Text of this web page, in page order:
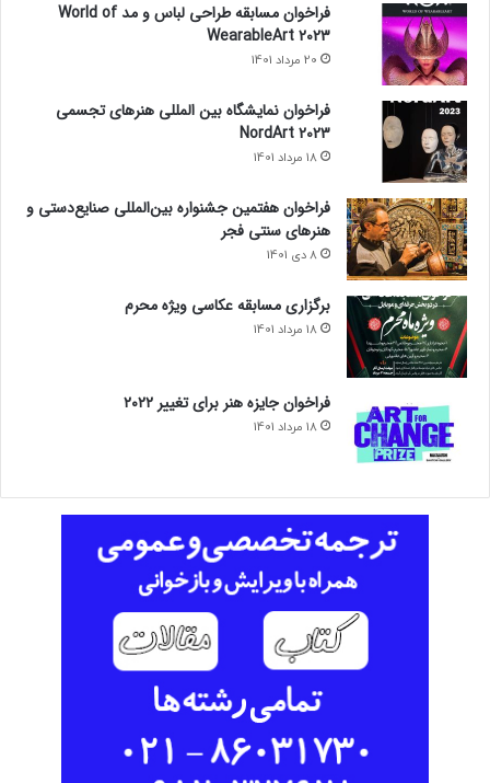
فراخوان مسابقه طراحی لباس و مد World of
WearableArt 2023
20 مرداد 1401
فراخوان نمایشگاه بین المللی هنرهای تجسمی
NordArt 2023
18 مرداد 1401
فراخوان هفتمین جشنواره بین‌المللی صنایع‌دستی و
هنرهای سنتی فجر
8 دی 1401
برگزاری مسابقه عکاسی ویژه محرم
18 مرداد 1401
فراخوان جایزه هنر برای تغییر ۲۰۲۲
18 مرداد 1401